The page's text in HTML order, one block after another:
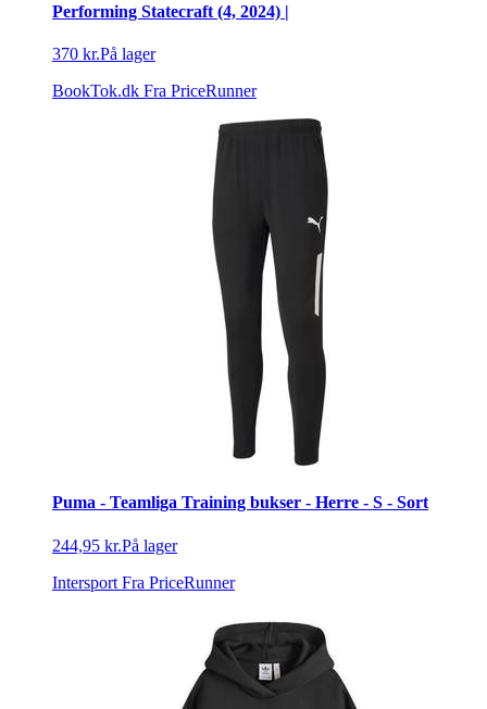
Performing Statecraft (4, 2024) |
370 kr.På lager
BookTok.dk Fra PriceRunner
Puma - Teamliga Training bukser - Herre - S - Sort
244,95 kr.På lager
Intersport Fra PriceRunner